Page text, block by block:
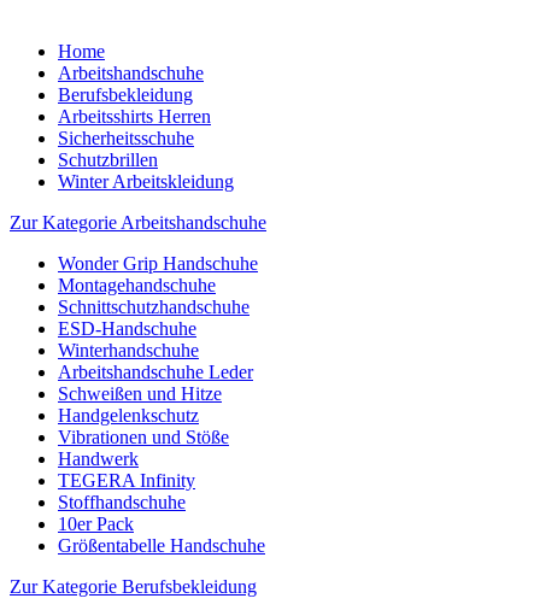
Home
Arbeitshandschuhe
Berufsbekleidung
Arbeitsshirts Herren
Sicherheitsschuhe
Schutzbrillen
Winter Arbeitskleidung
Zur Kategorie Arbeitshandschuhe
Wonder Grip Handschuhe
Montagehandschuhe
Schnittschutzhandschuhe
ESD-Handschuhe
Winterhandschuhe
Arbeitshandschuhe Leder
Schweißen und Hitze
Handgelenkschutz
Vibrationen und Stöße
Handwerk
TEGERA Infinity
Stoffhandschuhe
10er Pack
Größentabelle Handschuhe
Zur Kategorie Berufsbekleidung